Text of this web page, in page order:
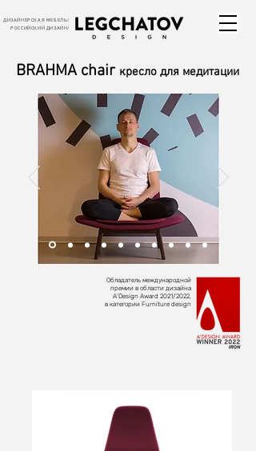
ДИЗАЙНЕРСКАЯ МЕБЕЛЬ/
РОССИЙСКИЙ ДИЗАЙН/
BRAHMA chair кресло для медитации
Обладатель международной
премии в области дизайна
А’Design Award 2021/2022,
в категории Furniture design